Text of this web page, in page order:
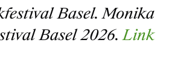
Basel. Monika
Basel 2026.Link